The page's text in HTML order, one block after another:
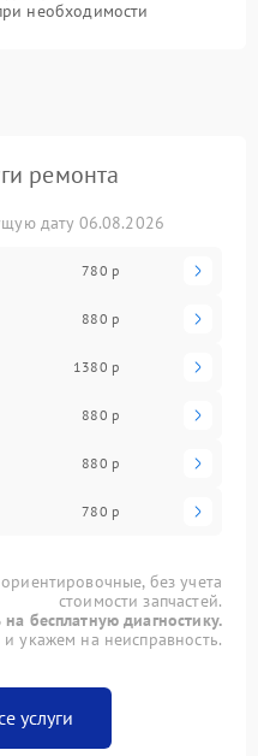
необходимости
ремонта
дату 06.08.2026
780 р
880 р
1380 р
880 р
880 р
780 р
без учета
стоимости запчастей.
на бесплатную диагностику.
укажем на неисправность.
услуги